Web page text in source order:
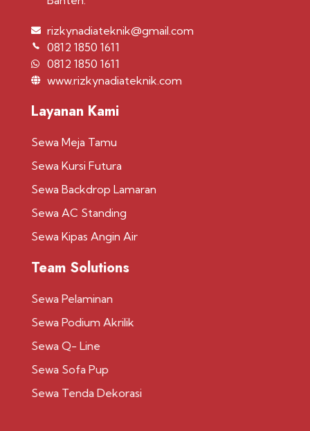
rizkynadiateknik@gmail.com
0812 1850 1611
0812 1850 1611
www.rizkynadiateknik.com
Layanan Kami
Sewa Meja Tamu
Sewa Kursi Futura
Sewa Backdrop Lamaran
Sewa AC Standing
Sewa Kipas Angin Air
Team Solutions
Sewa Pelaminan
Sewa Podium Akrilik
Sewa Q- Line
Sewa Sofa Pup
Sewa Tenda Dekorasi